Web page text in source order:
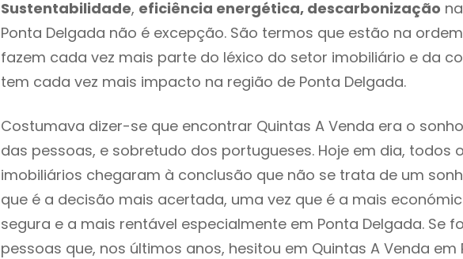
Sustentabilidade, eficiência energética, descarbonização
Ponta Delgada não é excepção. São termos que estão na
fazem cada vez mais parte do léxico do setor imobiliário e da
tem cada vez mais impacto na região de Ponta Delgada.
Costumava dizer-se que encontrar Quintas A Venda era o
das pessoas, e sobretudo dos portugueses. Hoje em dia, todos
imobiliários chegaram à conclusão que não se trata de um
que é a decisão mais acertada, uma vez que é a mais
segura e a mais rentável especialmente em Ponta Delgada. Se
pessoas que, nos últimos anos, hesitou em Quintas A Venda em